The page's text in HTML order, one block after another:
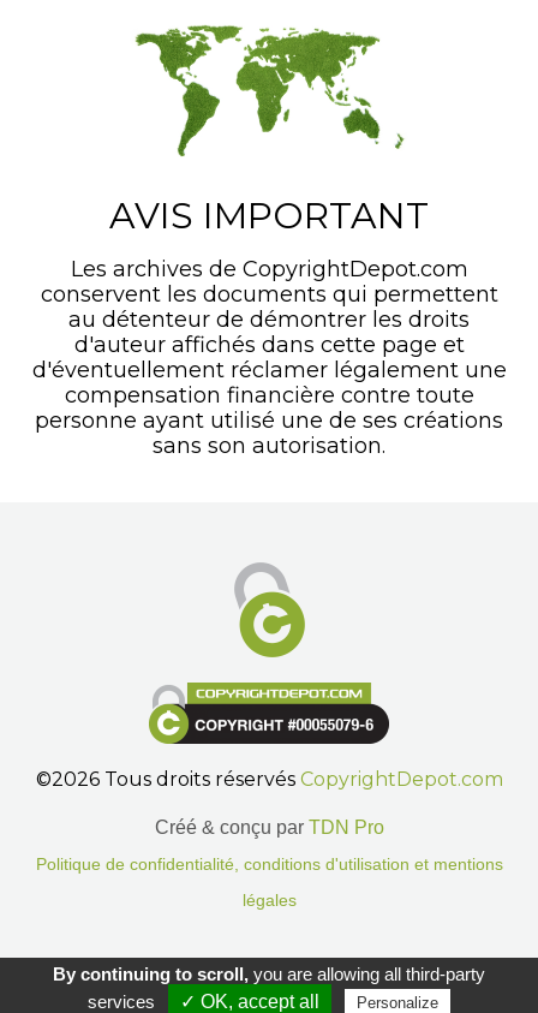
AVIS IMPORTANT
Les archives de CopyrightDepot.com
conservent les documents qui permettent
au détenteur de démontrer les droits
d'auteur affichés dans cette page et
d'éventuellement réclamer légalement une
compensation financière contre toute
personne ayant utilisé une de ses créations
sans son autorisation.
©2026 Tous droits réservés CopyrightDepot.com
Créé & conçu par TDN Pro
Politique de confidentialité, conditions d'utilisation et mentions
légales
Gestion des cookies.
By continuing to scroll,you are allowing all third-party
services
✓ OK, accept all Personalize